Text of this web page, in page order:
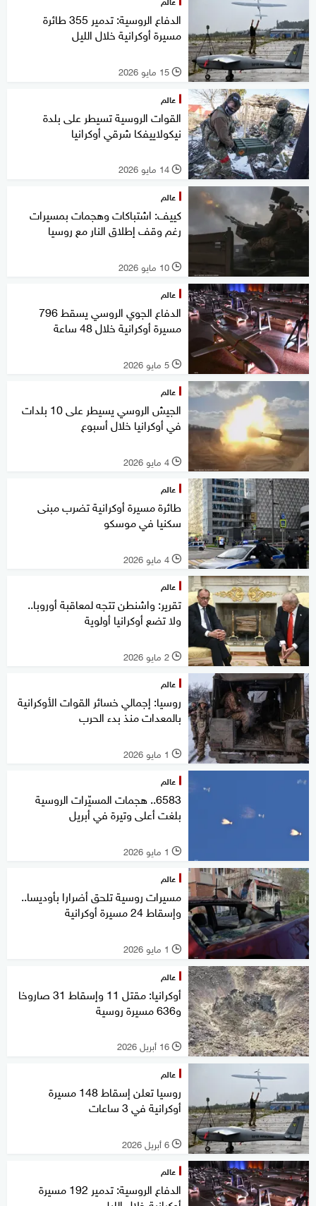
الدفاع الروسية: تدمير 355 طائرة
مسيرة أوكرانية خلال الليل
l 15 مايو 2026
عالم
القوات الروسية تسيطر على بلدة
نيكولاييفكا شرقي أوكرانيا
l 14 مايو 2026
عالم
كييف: اشتباكات وهجمات بمسيرات
رغم وقف إطلاق النار مع روسيا
l 10 مايو 2026
عالم
الدفاع الجوي الروسي يسقط 796
مسيرة أوكرانية خلال 48 ساعة
l 5 مايو 2026
عالم
الجيش الروسي يسيطر على 10 بلدات
في أوكرانيا خلال أسبوع
l 4 مايو 2026
عالم
طائرة مسيرة أوكرانية تضرب مبنى
سكنيا في موسكو
l 4 مايو 2026
عالم
تقرير: واشنطن تتجه لمعاقبة أوروبا..
ولا تضع أوكرانيا أولوية
l 2 مايو 2026
عالم
روسيا: إجمالي خسائر القوات الأوكرانية
بالمعدات منذ بدء الحرب
l 1 مايو 2026
عالم
6583.. هجمات المسيّرات الروسية
بلغت أعلى وتيرة في أبريل
l 1 مايو 2026
عالم
مسيرات روسية تلحق أضرارا بأوديسا..
وإسقاط 24 مسيرة أوكرانية
l 1 مايو 2026
عالم
أوكرانيا: مقتل 11 وإسقاط 31 صاروخا
و636 مسيرة روسية
l 16 أبريل 2026
عالم
روسيا تعلن إسقاط 148 مسيرة
أوكرانية في 3 ساعات
l 6 أبريل 2026
عالم
الدفاع الروسية: تدمير 192 مسيرة